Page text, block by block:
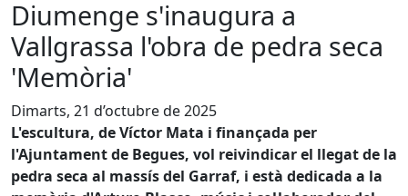
Diumenge s'inaugura a
Vallgrassa l'obra de pedra seca
'Memòria'
Dimarts, 21 d’octubre de 2025
L'escultura, de Víctor Mata i finançada per
l'Ajuntament de Begues, vol reivindicar el llegat de la
pedra seca al massís del Garraf, i està dedicada a la